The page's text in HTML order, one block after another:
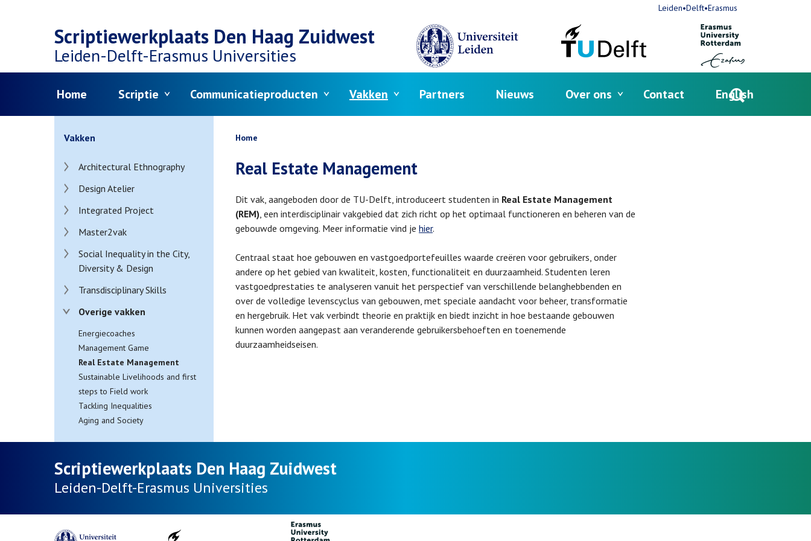
main
Open
Scriptiewerkplaats Den Haag Zuidwest
Leiden-Delft-Erasmus Universities
Home Scriptie Communicatieproducten Vakken Partners Nieuws Over ons Contact English
Leiden•Delft•Erasmus
Breadcrumb
Home
Real Estate Management
Dit vak, aangeboden door de TU-Delft, introduceert studenten in Real Estate Management
(REM), een interdisciplinair vakgebied dat zich richt op het optimaal functioneren en beheren van de
gebouwde omgeving. Meer informatie vind je hier.
Centraal staat hoe gebouwen en vastgoedportefeuilles waarde creëren voor gebruikers, onder
andere op het gebied van kwaliteit, kosten, functionaliteit en duurzaamheid. Studenten leren
vastgoedprestaties te analyseren vanuit het perspectief van verschillende belanghebbenden en
over de volledige levenscyclus van gebouwen, met speciale aandacht voor beheer, transformatie
en hergebruik. Het vak verbindt theorie en praktijk en biedt inzicht in hoe bestaande gebouwen
kunnen worden aangepast aan veranderende gebruikersbehoeften en toenemende
duurzaamheidseisen.
Vakken
Architectural Ethnography
Design Atelier
Integrated Project
Master2vak
Social Inequality in the City,
Diversity & Design
Transdisciplinary Skills
Overige vakken
Energiecoaches
Management Game
Real Estate Management
Sustainable Livelihoods and first
steps to Field work
Tackling Inequalities
Aging and Society
Scriptiewerkplaats Den Haag Zuidwest
Leiden-Delft-Erasmus Universities